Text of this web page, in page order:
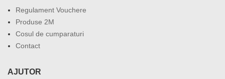
Regulament Vouchere
Produse 2M
Cosul de cumparaturi
Contact
AJUTOR